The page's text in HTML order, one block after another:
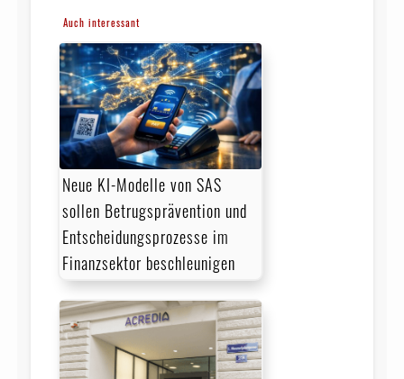
Auch interessant
Neue KI-Modelle von SAS
sollen Betrugsprävention und
Entscheidungsprozesse im
Finanzsektor beschleunigen